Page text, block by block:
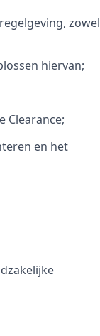
zowel
hiervan;
Clearance;
en het